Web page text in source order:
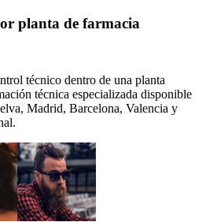
planta de farmacia
técnico dentro de una planta
técnica especializada disponible
Madrid, Barcelona, Valencia y